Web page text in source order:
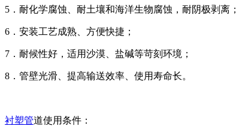
5．耐化学腐蚀、耐土壤和海洋生物腐蚀，耐阴极剥离；
6．安装工艺成熟、方便快捷；
7．耐候性好，适用沙漠、盐碱等苛刻环境；
8．管壁光滑、提高输送效率、使用寿命长。
衬塑管道使用条件：